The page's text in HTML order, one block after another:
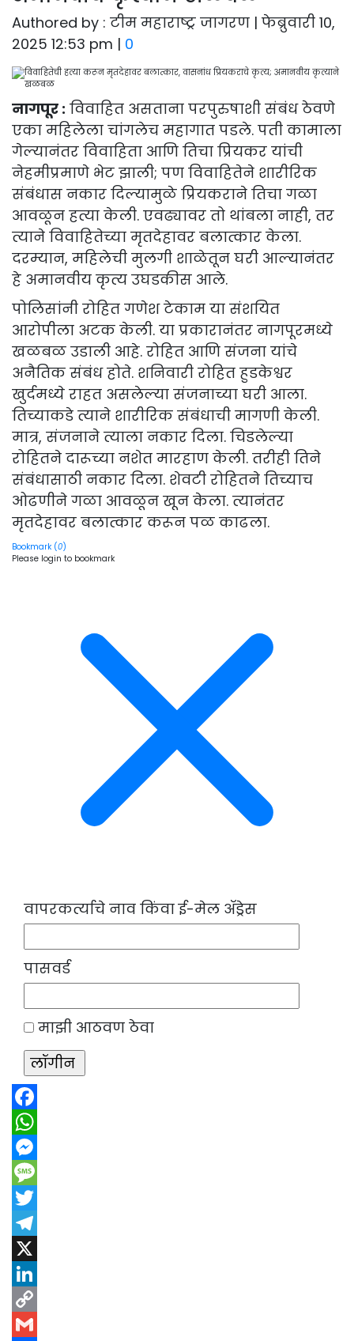
Authored by : टीम महाराष्ट्र जागरण | फेब्रुवारी 10,
2025 12:53 pm | 0
नागपूर : विवाहित असताना परपुरुषाशी संबंध ठेवणे
एका महिलेला चांगलेच महागात पडले. पती कामाला
गेल्यानंतर विवाहिता आणि तिचा प्रियकर यांची
नेहमीप्रमाणे भेट झाली; पण विवाहितेने शारीरिक
संबंधास नकार दिल्यामुळे प्रियकराने तिचा गळा
आवळून हत्या केली. एवढ्यावर तो थांबला नाही, तर
त्याने विवाहितेच्या मृतदेहावर बलात्कार केला.
दरम्यान, महिलेची मुलगी शाळेतून घरी आल्यानंतर
हे अमानवीय कृत्य उघडकीस आले.
पोलिसांनी रोहित गणेश टेकाम या संशयित
आरोपीला अटक केली. या प्रकारानंतर नागपूरमध्ये
खळबळ उडाली आहे. रोहित आणि संजना यांचे
अनैतिक संबंध होते. शनिवारी रोहित हुडकेश्वर
खुर्दमध्ये राहत असलेल्या संजनाच्या घरी आला.
तिच्याकडे त्याने शारीरिक संबंधाची मागणी केली.
मात्र, संजनाने त्याला नकार दिला. चिडलेल्या
रोहितने दारूच्या नशेत मारहाण केली. तरीही तिने
संबंधासाठी नकार दिला. शेवटी रोहितने तिच्याच
ओढणीने गळा आवळून खून केला. त्यानंतर
मृतदेहावर बलात्कार करून पळ काढला.
Bookmark (0)
Please login to bookmark
वापरकर्त्याचे नाव किंवा ई-मेल ॲड्रेस
पासवर्ड
माझी आठवण ठेवा
Facebook
WhatsApp
Messenger
Message
Twitter
Telegram
LinkedIn
Copy